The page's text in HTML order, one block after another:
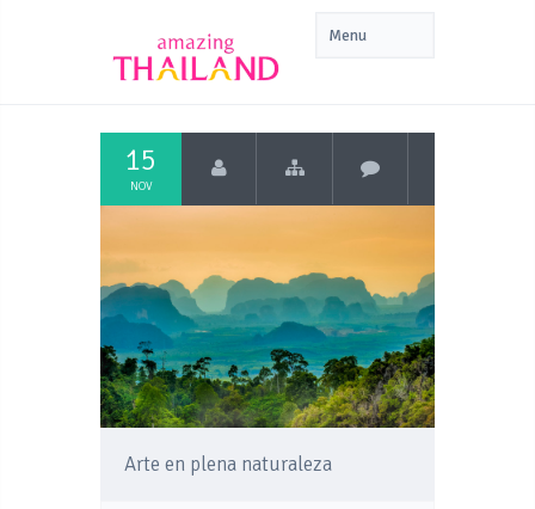
15
NOV
Arte en plena naturaleza